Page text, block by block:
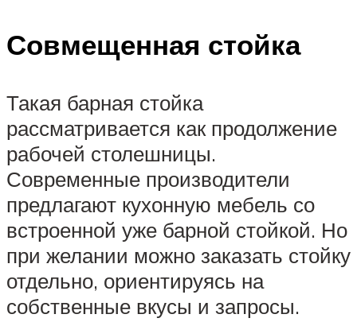
Совмещенная стойка
Такая барная стойка
рассматривается как продолжение
рабочей столешницы.
Современные производители
предлагают кухонную мебель со
встроенной уже барной стойкой. Но
при желании можно заказать стойку
отдельно, ориентируясь на
собственные вкусы и запросы.